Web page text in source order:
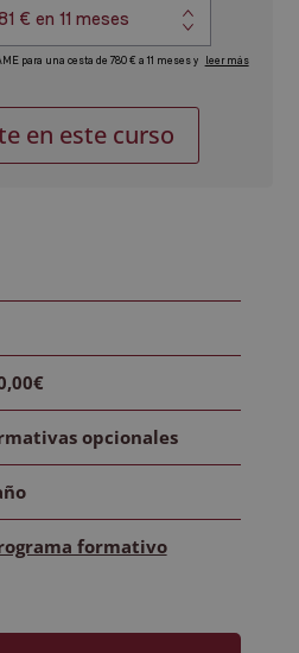
en este curso
opcionales
formativo